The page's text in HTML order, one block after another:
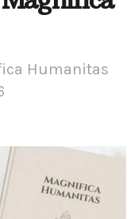
Humanitas